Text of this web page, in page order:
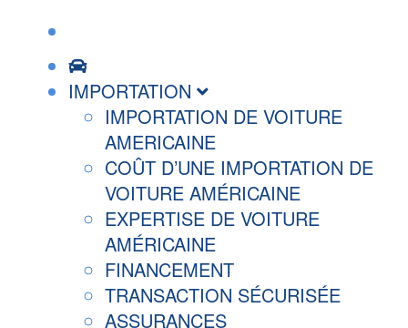
IMPORTATION
IMPORTATION DE VOITURE
AMERICAINE
COÛT D’UNE IMPORTATION DE
VOITURE AMÉRICAINE
EXPERTISE DE VOITURE
AMÉRICAINE
FINANCEMENT
TRANSACTION SÉCURISÉE
ASSURANCES